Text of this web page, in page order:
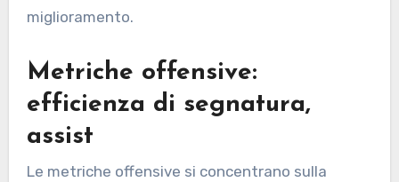
miglioramento.
Metriche offensive:
efficienza di segnatura,
assist
Le metriche offensive si concentrano sulla